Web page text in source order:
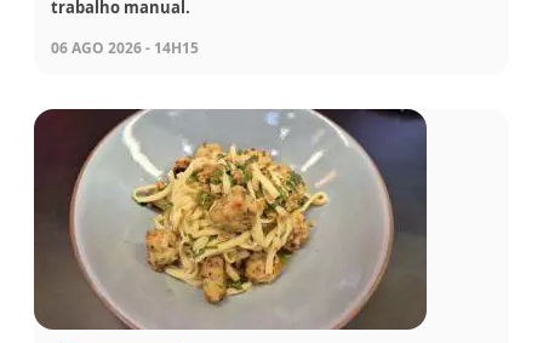
trabalho manual.
06 AGO 2026 - 14H15